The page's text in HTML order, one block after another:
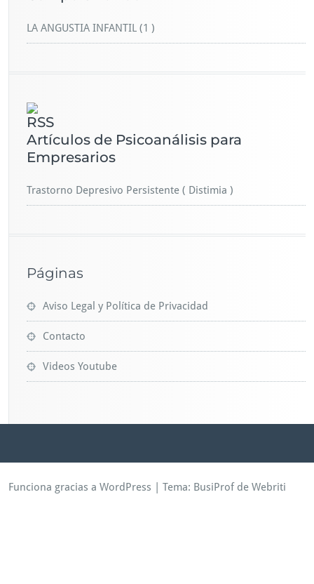
LA ANGUSTIA INFANTIL (1 )
Artículos de Psicoanálisis para
Empresarios
Trastorno Depresivo Persistente ( Distimia )
Páginas
Aviso Legal y Política de Privacidad
Contacto
Videos Youtube
Funciona gracias a WordPress | Tema: BusiProf de Webriti